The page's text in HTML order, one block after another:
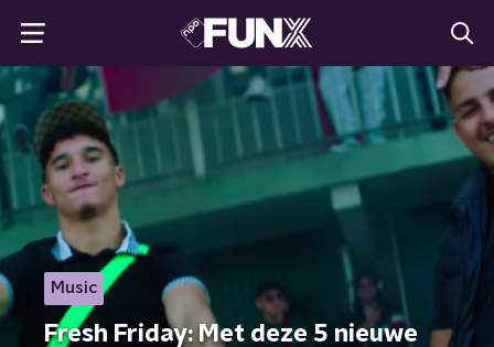
Music
Fresh Friday: Met deze 5 nieuwe